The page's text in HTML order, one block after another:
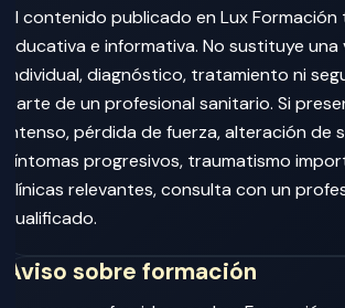
El contenido publicado en Lux
educativa e informativa. No sustituye
individual, diagnóstico, tratamiento ni
parte de un profesional sanitario. Si
intenso, pérdida de fuerza, alteración de
síntomas progresivos, traumatismo
clínicas relevantes, consulta con un
cualificado.
Aviso sobre formación